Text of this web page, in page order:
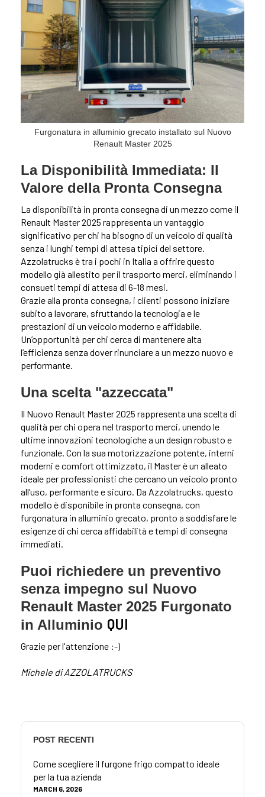
Furgonatura in alluminio grecato installato sul Nuovo
Renault Master 2025
La Disponibilità Immediata: Il
Valore della Pronta Consegna
La disponibilità in pronta consegna di un mezzo come il
Renault Master 2025 rappresenta un vantaggio
significativo per chi ha bisogno di un veicolo di qualità
senza i lunghi tempi di attesa tipici del settore.
Azzolatrucks è tra i pochi in Italia a offrire questo
modello già allestito per il trasporto merci, eliminando i
consueti tempi di attesa di 6-18 mesi.
Grazie alla pronta consegna, i clienti possono iniziare
subito a lavorare, sfruttando la tecnologia e le
prestazioni di un veicolo moderno e affidabile.
Un’opportunità per chi cerca di mantenere alta
l’efficienza senza dover rinunciare a un mezzo nuovo e
performante.
Una scelta "azzeccata"
Il Nuovo Renault Master 2025 rappresenta una scelta di
qualità per chi opera nel trasporto merci, unendo le
ultime innovazioni tecnologiche a un design robusto e
funzionale. Con la sua motorizzazione potente, interni
moderni e comfort ottimizzato, il Master è un alleato
ideale per professionisti che cercano un veicolo pronto
all’uso, performante e sicuro. Da Azzolatrucks, questo
modello è disponibile in pronta consegna, con
furgonatura in alluminio grecato, pronto a soddisfare le
esigenze di chi cerca affidabilità e tempi di consegna
immediati.
Puoi richiedere un preventivo
senza impegno sul Nuovo
Renault Master 2025 Furgonato
in Alluminio QUI
Grazie per l'attenzione :-)
Michele di AZZOLATRUCKS
POST RECENTI
Come scegliere il furgone frigo compatto ideale
per la tua azienda
MARCH 6, 2026